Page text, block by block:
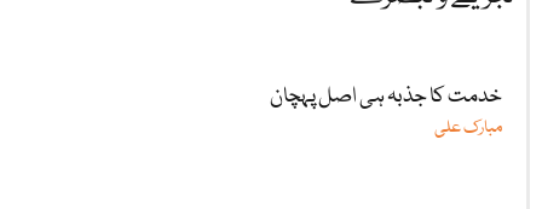
خدمت کا جذبہ ہی اصل پہچان
مبارک علی